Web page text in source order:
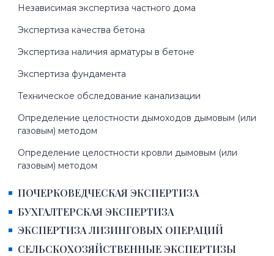
Независимая экспертиза частного дома
Экспертиза качества бетона
Экспертиза наличия арматуры в бетоне
Экспертиза фундамента
Техническое обследование канализации
Определение целостности дымоходов дымовым (или
газовым) методом
Определение целостности кровли дымовым (или
газовым) методом
ПОЧЕРКОВЕДЧЕСКАЯ ЭКСПЕРТИЗА
БУХГАЛТЕРСКАЯ ЭКСПЕРТИЗА
ЭКСПЕРТИЗА ЛИЗИНГОВЫХ ОПЕРАЦИЙ
СЕЛЬСКОХОЗЯЙСТВЕННЫЕ ЭКСПЕРТИЗЫ